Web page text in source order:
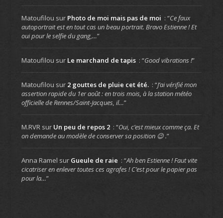
Matoufilou sur Photo de moi mais pas de moi : “Ce faux
autoportrait est en tout cas un beau portrait. Bravo Estienne ! Et
oui pour le selfie du gang,…”
Matoufilou sur Le marchand de tapis : “Good vibrations !”
Matoufilou sur 2 gouttes de pluie cet été. : “J’ai vérifié mon
assertion rapide du 1er août : en trois mois, à la station météo
officielle de Rennes/Saint-Jacques, il…”
M.RVRsur Un peu de repos 2 : “Oui, c’est mieux comme ça. Et
on demande au modèle de conserver sa position 😉 .”
Anna Ramel sur Gueule de raie : “Ah ben Estienne ! Faut vite
cicatriser en enlever toutes ces agrafes ! C’est pour le papier pas
pour la…”